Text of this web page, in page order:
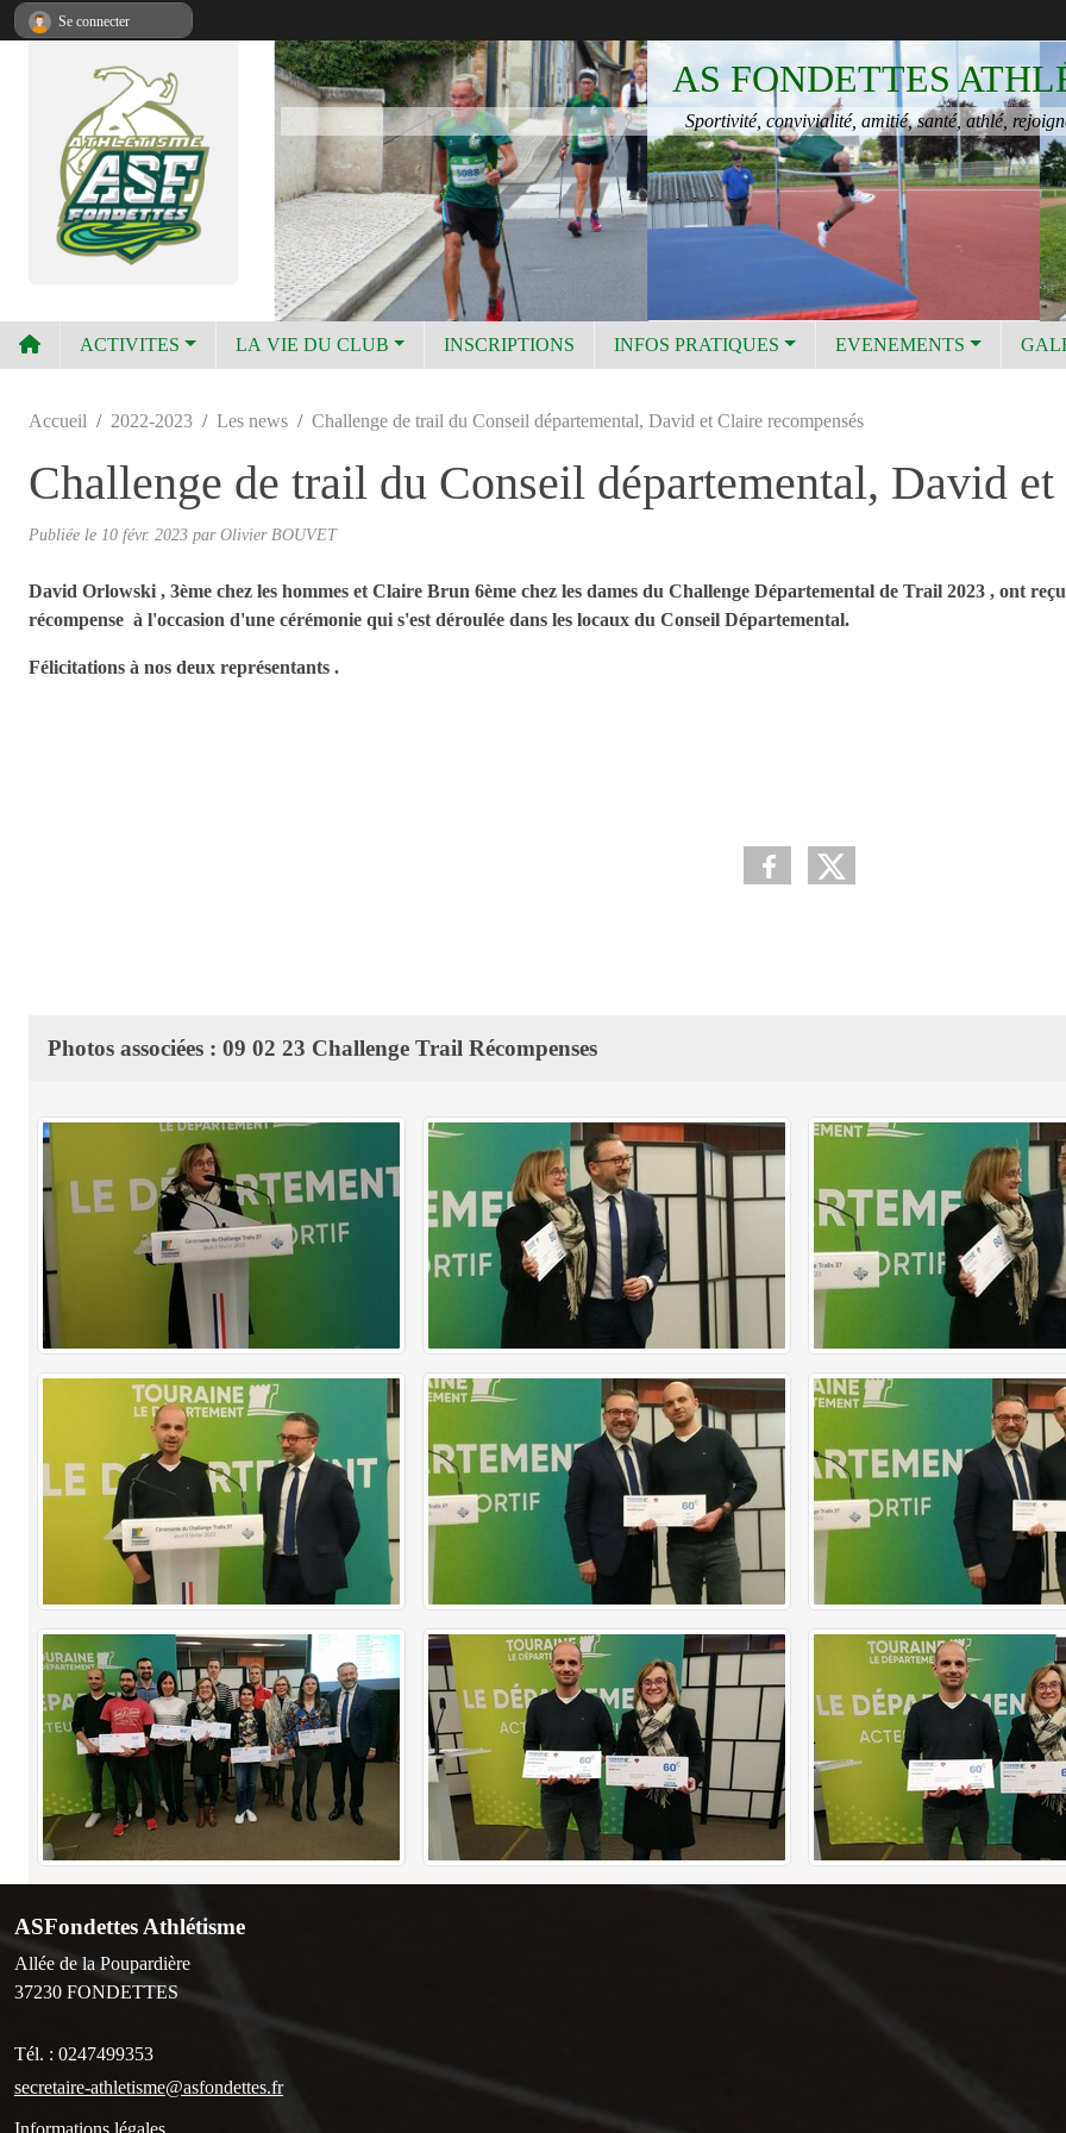
AS FONDETTES
Sportivité, convivialité, amitié, santé, athlé,
ACTIVITES LA VIE DU CLUB INSCRIPTIONS INFOS PRATIQUES EVENEMENTS
Accueil 2022-2023 Les news Challenge de trail du Conseil départemental, David et Claire recompensés
Challenge de trail du Conseil départemental, David
Publiée le 10 févr. 2023 par Olivier BOUVET
David Orlowski , 3ème chez les hommes et Claire Brun 6ème chez les dames du Challenge Départemental de Trail 2023 , ont
récompense à l'occasion d'une cérémonie qui s'est déroulée dans les locaux du Conseil Départemental.
Félicitations à nos deux représentants .
Photos associées : 09 02 23 Challenge Trail Récompenses
ASFondettes Athlétisme
Allée de la Poupardière
37230 FONDETTES
Tél. : 0247499353
secretaire-athletisme@asfondettes.fr
Informations légales
Se connecter
Panneau de gestion des cookies